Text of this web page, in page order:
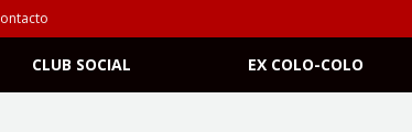
CLUB SOCIAL EX COLO-COLO